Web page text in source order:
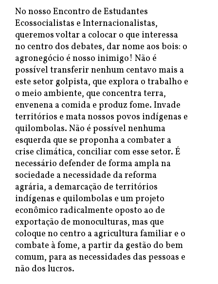
No nosso Encontro de Estudantes
Ecossocialistas e Internacionalistas,
queremos voltar a colocar o que interessa
no centro dos debates, dar nome aos bois: o
agronegócio é nosso inimigo! Não é
possível transferir nenhum centavo mais a
este setor golpista, que explora o trabalho e
o meio ambiente, que concentra terra,
envenena a comida e produz fome. Invade
territórios e mata nossos povos indígenas e
quilombolas. Não é possível nenhuma
esquerda que se proponha a combater a
crise climática, conciliar com esse setor. É
necessário defender de forma ampla na
sociedade a necessidade da reforma
agrária, a demarcação de territórios
indígenas e quilombolas e um projeto
econômico radicalmente oposto ao de
exportação de monoculturas, mas que
coloque no centro a agricultura familiar e o
combate à fome, a partir da gestão do bem
comum, para as necessidades das pessoas e
não dos lucros.